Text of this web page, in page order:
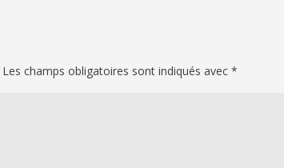
Les champs obligatoires sont indiqués avec*